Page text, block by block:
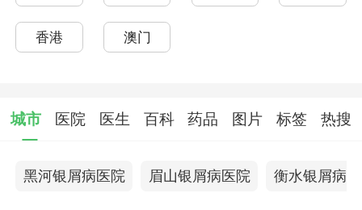
香港 澳门
城市 医院 医生 百科 药品 图片 标签 热搜
黑河银屑病医院 眉山银屑病医院 衡水银屑病